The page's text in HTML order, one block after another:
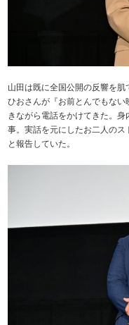
山田は既に全国公開の反響を
ひおさんが『お前とんでもな
きながら電話をかけてきた。
事。実話を元にしたお二人の
と報告していた。